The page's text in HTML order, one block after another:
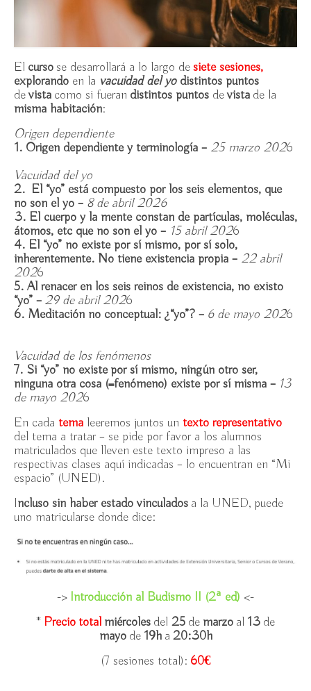
I Jornadas de Budismo
Actividades
Casa Rafaela María
El Espacio
Donar
Contacto
Boletín de noticias
El curso se desarrollará a lo largo desiete sesiones,
explorando en la vacuidad del yodistintos puntos
devista como si fueran distintos puntos devista de la
misma habitación:
Origen dependiente
1. Origen dependiente y terminología – 25 marzo 2026
Vacuidad del yo
2. El “yo” está compuesto por los seis elementos, que
no son el yo – 8 de abril 2026
3. El cuerpo y la mente constan de partículas, moléculas,
átomos, etc que no son el yo – 15 abril 2026
4. El “yo” no existe por sí mismo, por sí solo,
inherentemente. No tiene existencia propia – 22 abril
2026
5. Al renacer en los seis reinos de existencia, no existo
“yo” – 29de abril 2026
6. Meditación no conceptual: ¿“yo”? – 6de mayo 2026
Vacuidad de los fenómenos
7. Si “yo” no existe por sí mismo, ningún otro ser,
ninguna otra cosa (=fenómeno) existe por sí misma – 13
de mayo 2026
En cada tema leeremos juntos un texto representativo
del tema a tratar – se pide por favor a los alumnos
matriculados que lleven este texto impreso a las
respectivas clases aquí indicadas – lo encuentran en “Mi
espacio” (UNED).
Incluso sin haber estado vinculados a la UNED, puede
uno matricularse donde dice:
-> Introducción al Budismo II (2ª ed) <-
* Precio total miércoles del 25 de marzo al 13 de
mayo de 19h a 20:30h
(7 sesiones total): 60€